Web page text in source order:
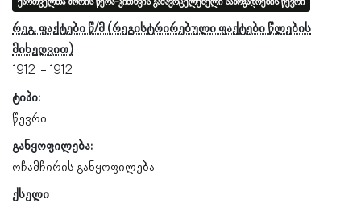
ქართველთა შორის წერა-კითხვის გამავრცელებელი საზოგადოების წევრი
რეგ. ფაქტები წ/მ
1912
1912
ტიპი:
წევრი
განყოფილება:
ოჩამჩირის განყოფილება
ქსელი